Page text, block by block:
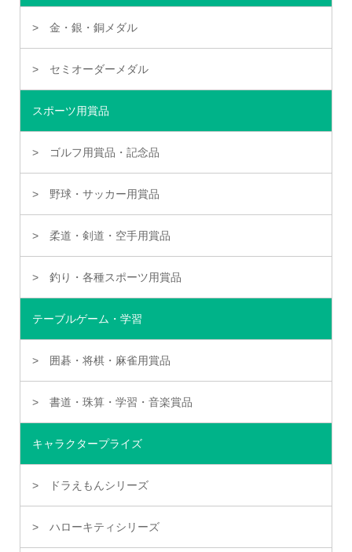
金・銀・銅メダル
セミオーダーメダル
スポーツ用賞品
ゴルフ用賞品・記念品
野球・サッカー用賞品
柔道・剣道・空手用賞品
釣り・各種スポーツ用賞品
テーブルゲーム・学習
囲碁・将棋・麻雀用賞品
書道・珠算・学習・音楽賞品
キャラクタープライズ
ドラえもんシリーズ
ハローキティシリーズ